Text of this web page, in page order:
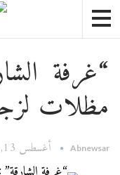
“غرفة
مظلات
Abnewsar أغسطس 13, 2018